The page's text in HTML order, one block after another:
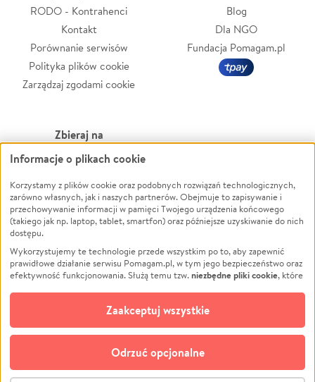
RODO - Kontrahenci
Kontakt
Porównanie serwisów
Polityka plików cookie
Zarządzaj zgodami cookie
Blog
Dla NGO
Fundacja Pomagam.pl
Zbieraj na
Leczenie
Zwierzęta
Pożar
Ukraina
Pomoc Finansowa
Projekty
Pogrzeb
Społeczność lokalna
Kultura
Powódź
Wichura
NGO
Edukacja
Podróż
Impreza
Ochrona środowiska
Biznes
Informacje o plikach cookie
Korzystamy z plików cookie oraz podobnych rozwiązań technologicznych,
zarówno własnych, jak i naszych partnerów. Obejmuje to zapisywanie i
przechowywanie informacji w pamięci Twojego urządzenia końcowego
(takiego jak np. laptop, tablet, smartfon) oraz późniejsze uzyskiwanie do nich
dostępu.
Wykorzystujemy te technologie przede wszystkim po to, aby zapewnić
prawidłowe działanie serwisu Pomagam.pl, w tym jego bezpieczeństwo oraz
efektywność funkcjonowania. Służą temu tzw.niezbędne pliki cookie, które
opcjonalnych plików cookie
technologii do celów analitycznych i retargetingowych. Możesz wyrazić
zgodę na ich stosowanie lub jej odmówić. W dowolnym momencie masz
możliwość zmiany swoich preferencji na stronie „Zarządzaj zgodami cookie”,
do której link znajdziesz w stopce serwisu Pomagam.pl. Opcjonalne pliki
cookie wykorzystywane są w następujących celach:
Odrzuć opcjonalne
Zaakceptuj wszystkie